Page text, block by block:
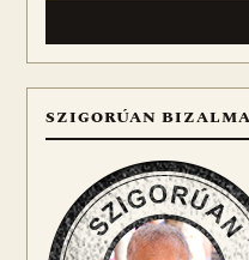
SZIGORÚAN